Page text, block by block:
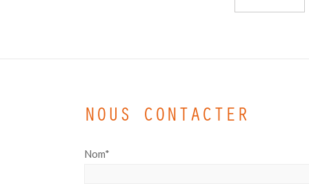
NOUS CONTACTER
Nom*